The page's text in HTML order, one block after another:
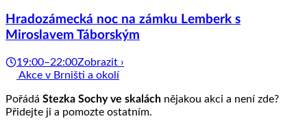
Hradozámecká noc na zámku Lemberk s
Miroslavem Táborským
19:00–22:00Zobrazit ›
Akce v Brništi a okolí
Pořádá Stezka Sochy ve skalách nějakou akci a není zde?
Přidejte ji a pomozte ostatním.